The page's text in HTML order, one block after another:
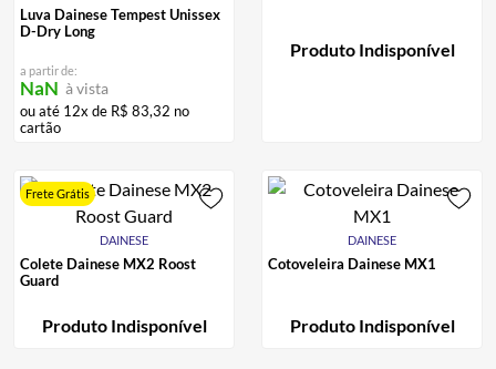
Luva Dainese Tempest Unissex
D-Dry Long
a partir de:
NaN à vista
ou até 12x de R$ 83,32 no
cartão
Produto Indisponível
Frete Grátis
DAINESE
Colete Dainese MX2 Roost
Guard
Produto Indisponível
DAINESE
Cotoveleira Dainese MX1
Produto Indisponível